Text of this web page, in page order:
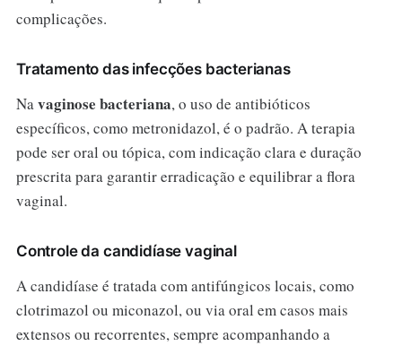
complicações.
Tratamento das infecções bacterianas
Navaginose bacteriana, o uso de antibióticos
específicos, como metronidazol, é o padrão. A terapia
pode ser oral ou tópica, com indicação clara e duração
prescrita para garantir erradicação e equilibrar a flora
vaginal.
Controle da candidíase vaginal
A candidíase é tratada com antifúngicos locais, como
clotrimazol ou miconazol, ou via oral em casos mais
extensos ou recorrentes, sempre acompanhando a